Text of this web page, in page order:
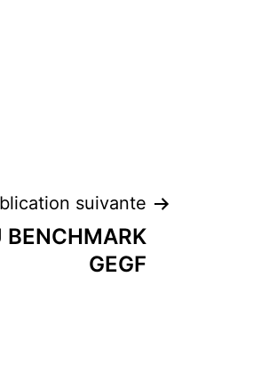
suivante
BENCHMARK
GEGF